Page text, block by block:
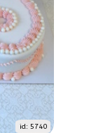
id: 5740